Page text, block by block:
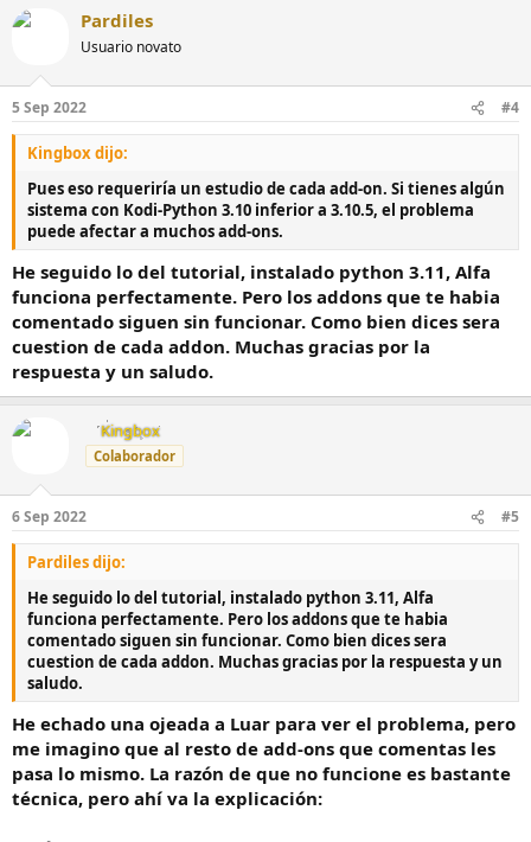
Pardiles
Usuario novato
5 Sep 2022 #4
Kingbox dijo:
Pues eso requeriría un estudio de cada add-on. Si tienes algún
sistema con Kodi-Python 3.10 inferior a 3.10.5, el problema
puede afectar a muchos add-ons.
He seguido lo del tutorial, instalado python 3.11, Alfa
funciona perfectamente. Pero los addons que te habia
comentado siguen sin funcionar. Como bien dices sera
cuestion de cada addon. Muchas gracias por la
respuesta y un saludo.
Kingbox
Colaborador
6 Sep 2022 #5
Pardiles dijo:
He seguido lo del tutorial, instalado python 3.11, Alfa
funciona perfectamente. Pero los addons que te habia
comentado siguen sin funcionar. Como bien dices sera
cuestion de cada addon. Muchas gracias por la respuesta y un
saludo.
He echado una ojeada a Luar para ver el problema, pero
me imagino que al resto de add-ons que comentas les
pasa lo mismo. La razón de que no funcione es bastante
técnica, pero ahí va la explicación: